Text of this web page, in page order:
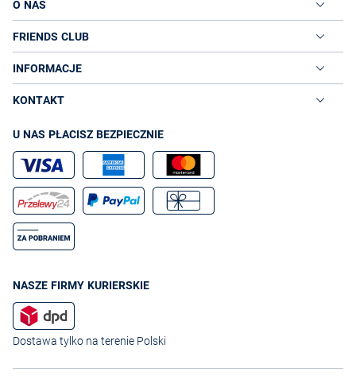
O NAS
FRIENDS CLUB
INFORMACJE
KONTAKT
U NAS PŁACISZ BEZPIECZNIE
NASZE FIRMY KURIERSKIE
Dostawa tylko na terenie Polski